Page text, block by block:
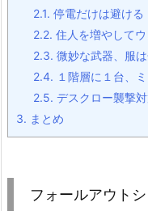
2.1. 停電だけは避ける
2.2. 住人を増やして
2.3. 微妙な武器、服
2.4. １階層に１台、
2.5. デスクロー襲撃
3. まとめ
フォールアウト